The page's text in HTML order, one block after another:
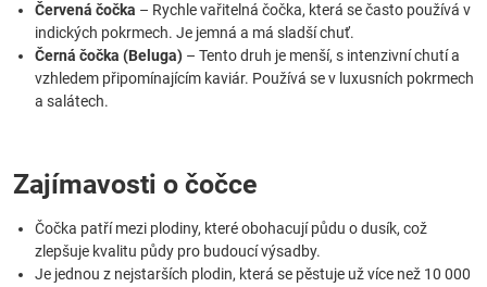
Červená čočka – Rychle vařitelná čočka, která se často používá v
indických pokrmech. Je jemná a má sladší chuť.
Černá čočka (Beluga) – Tento druh je menší, s intenzivní chutí a
vzhledem připomínajícím kaviár. Používá se v luxusních pokrmech
a salátech.
Zajímavosti o čočce
Čočka patří mezi plodiny, které obohacují půdu o dusík, což
zlepšuje kvalitu půdy pro budoucí výsadby.
Je jednou z nejstarších plodin, která se pěstuje už více než 10 000